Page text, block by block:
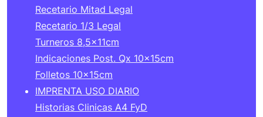
Recetario Mitad Legal
Recetario 1/3 Legal
Turneros 8,5x11cm
Indicaciones Post. Qx 10x15cm
Folletos 10x15cm
IMPRENTA USO DIARIO
Historias Clinicas A4 FyD